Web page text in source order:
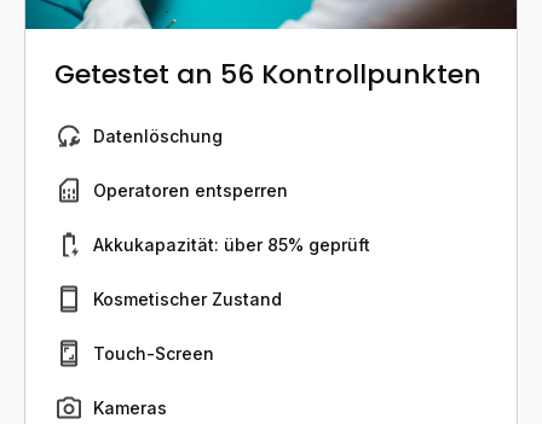
Getestet an 56 Kontrollpunkten
Datenlöschung
Operatoren entsperren
Akkukapazität: über 85% geprüft
Kosmetischer Zustand
Touch-Screen
Kameras